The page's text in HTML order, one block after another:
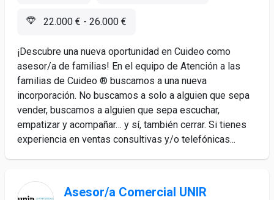
22.000 € - 26.000 €
¡Descubre una nueva oportunidad en Cuideo como
asesor/a de familias! En el equipo de Atención a las
familias de Cuideo ® buscamos a una nueva
incorporación. No buscamos a solo a alguien que sepa
vender, buscamos a alguien que sepa escuchar,
empatizar y acompañar… y sí, también cerrar. Si tienes
experiencia en ventas consultivas y/o telefónicas...
Asesor/a Comercial UNIR